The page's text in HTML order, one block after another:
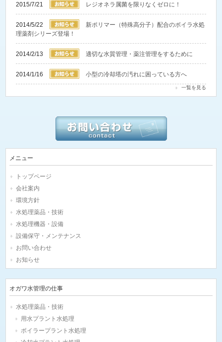
2015/7/21 レジオネラ属菌を限りなくゼロに！
2014/5/22
新ポリマー（特殊高分子）配合のボイラ水処
理薬剤シリーズ登場！
2014/2/13 適切な水質管理・薬注管理をするために
2014/1/16 小型の冷却塔の汚れに困っている方へ
一覧を見る
メニュー
トップページ
会社案内
環境方針
水処理薬品・技術
水処理機器・設備
設備保守・メンテナンス
お問い合わせ
お知らせ
オガワ水管理の仕事
水処理薬品・技術
用水プラント水処理
ボイラープラント水処理